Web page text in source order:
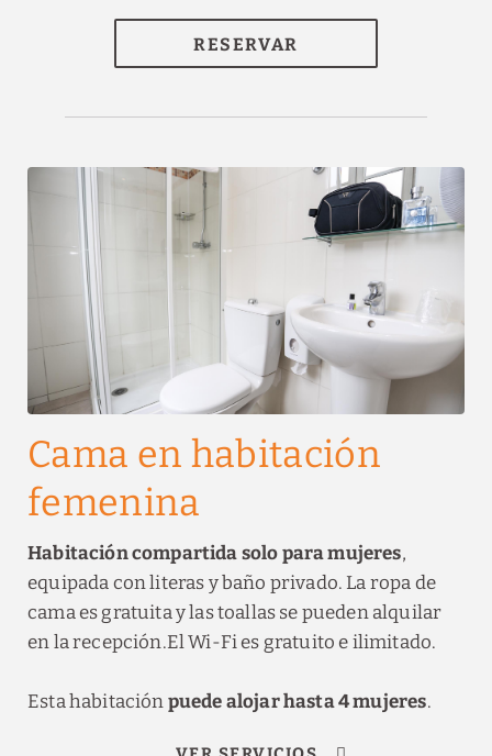
RESERVAR
Cama en habitación
femenina
Habitación compartida solo para mujeres,
equipada con literas y baño privado. La ropa de
cama es gratuita y las toallas se pueden alquilar
en la recepción.El Wi-Fi es gratuito e ilimitado.
Esta habitaciónpuede alojar hasta 4 mujeres.